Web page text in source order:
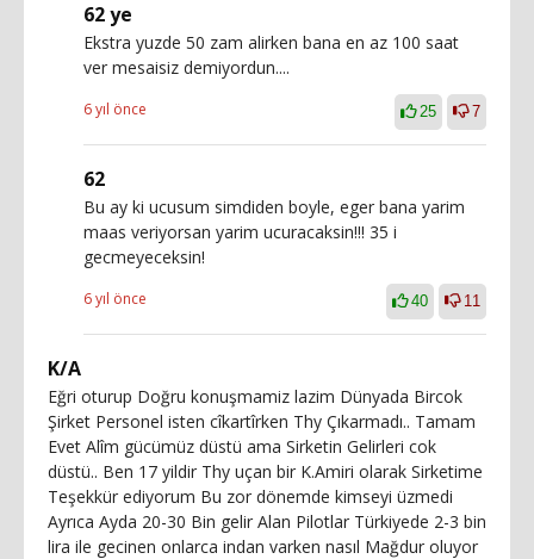
62 ye
Ekstra yuzde 50 zam alirken bana en az 100 saat
ver mesaisiz demiyordun....
6 yıl önce 25 7
62
Bu ay ki ucusum simdiden boyle, eger bana yarim
maas veriyorsan yarim ucuracaksin!!! 35 i
gecmeyeceksin!
6 yıl önce 40 11
K/A
Eğri oturup Doğru konuşmamiz lazim Dünyada Bircok
Şirket Personel isten cîkartîrken Thy Çıkarmadı.. Tamam
Evet Alîm gücümüz düstü ama Sirketin Gelirleri cok
düstü.. Ben 17 yildir Thy uçan bir K.Amiri olarak Sirketime
Teşekkür ediyorum Bu zor dönemde kimseyi üzmedi
Ayrıca Ayda 20-30 Bin gelir Alan Pilotlar Türkiyede 2-3 bin
lira ile gecinen onlarca indan varken nasıl Mağdur oluyor